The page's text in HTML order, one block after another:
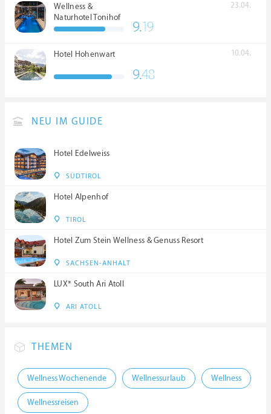
Wellness &
Naturhotel Tonihof
****S
23.04.
9.19
Hotel Hohenwart 10.04.
9.48
NEU IM GUIDE
Hotel Edelweiss
SÜDTIROL
Hotel Alpenhof
TIROL
Hotel Zum Stein Wellness & Genuss Resort
SACHSEN-ANHALT
LUX* South Ari Atoll
ARI ATOLL
THEMEN
Wellness Wochenende Wellnessurlaub Wellness
Wellnessreisen